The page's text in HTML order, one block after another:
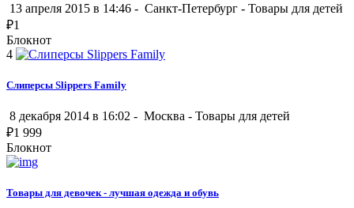
13 апреля 2015 в 14:46 - Санкт-Петербург - Товары для детей
₽1
Блокнот
4
Слиперсы Slippers Family
8 декабря 2014 в 16:02 - Москва - Товары для детей
₽1 999
Блокнот
Товары для девочек - лучшая одежда и обувь